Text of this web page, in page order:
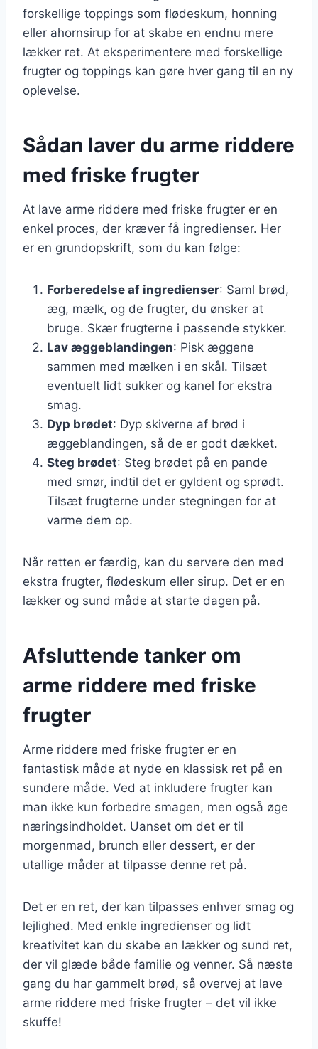
forskellige toppings som flødeskum, honning
eller ahornsirup for at skabe en endnu mere
lækker ret. At eksperimentere med forskellige
frugter og toppings kan gøre hver gang til en ny
oplevelse.
Sådan laver du arme riddere
med friske frugter
At lave arme riddere med friske frugter er en
enkel proces, der kræver få ingredienser. Her
er en grundopskrift, som du kan følge:
Forberedelse af ingredienser: Saml brød,
æg, mælk, og de frugter, du ønsker at
bruge. Skær frugterne i passende stykker.
Lav æggeblandingen: Pisk æggene
sammen med mælken i en skål. Tilsæt
eventuelt lidt sukker og kanel for ekstra
smag.
Dyp brødet: Dyp skiverne af brød i
æggeblandingen, så de er godt dækket.
Steg brødet: Steg brødet på en pande
med smør, indtil det er gyldent og sprødt.
Tilsæt frugterne under stegningen for at
varme dem op.
Når retten er færdig, kan du servere den med
ekstra frugter, flødeskum eller sirup. Det er en
lækker og sund måde at starte dagen på.
Afsluttende tanker om
arme riddere med friske
frugter
Arme riddere med friske frugter er en
fantastisk måde at nyde en klassisk ret på en
sundere måde. Ved at inkludere frugter kan
man ikke kun forbedre smagen, men også øge
næringsindholdet. Uanset om det er til
morgenmad, brunch eller dessert, er der
utallige måder at tilpasse denne ret på.
Det er en ret, der kan tilpasses enhver smag og
lejlighed. Med enkle ingredienser og lidt
kreativitet kan du skabe en lækker og sund ret,
der vil glæde både familie og venner. Så næste
gang du har gammelt brød, så overvej at lave
arme riddere med friske frugter – det vil ikke
skuffe!